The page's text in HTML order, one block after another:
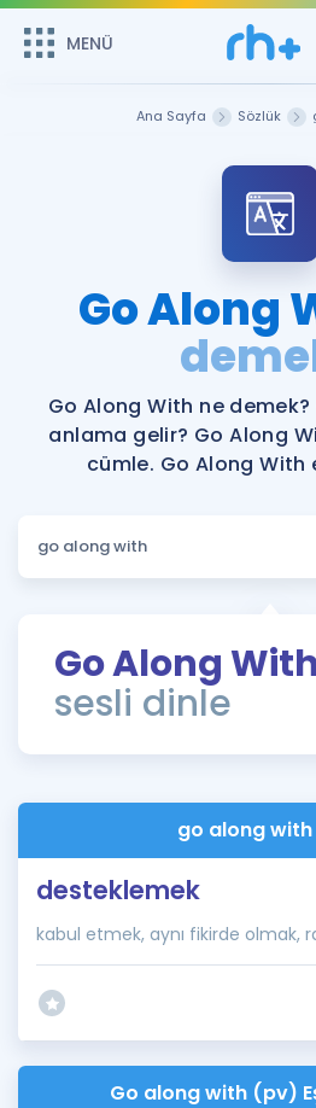
MENÜ
Şifremi
Sepetin Şu An
Remzi Hoca ile seni sınava
bekliyor!
MENÜ
Katılımcı Görüşleri
Faydalı Araçlar
Ücretsiz Kaynaklar
Puan Hesaplama
ÖSYM Sınav Takvimi
Kampanyalar
İngilizce Gramer
Ana Sayfa Sözlük
Go Along
Go Along With ne
anlama gelir? Go Along
cümle. Go Along With
Go Along With
sesli dinle
go along
desteklemek
kabul etmek, aynı fikirde olmak,
Go along with (pv)